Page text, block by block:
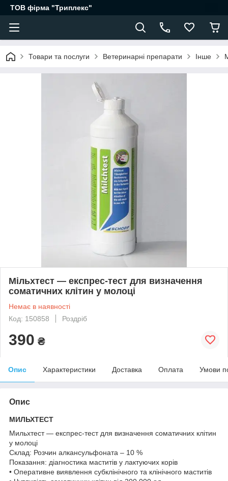
ТОВ фірма "Триплекс"
Товари та послуги Ветеринарні препарати Інше
Мільхтест — експрес-тест для визначення
соматичних клітин у молоці
Немає в наявності
Код: 150858
Роздріб
390 ₴
Опис Характеристики Доставка Оплата Умови
Опис
МИЛЬХТЕСТ
Мильхтест — експрес-тест для визначення соматичних клітин
у молоці
Склад: Розчин алкансульфоната – 10 %
Показання: діагностика маститів у лактуючих корів
• Оперативне виявлення субклінічного та клінічного маститів